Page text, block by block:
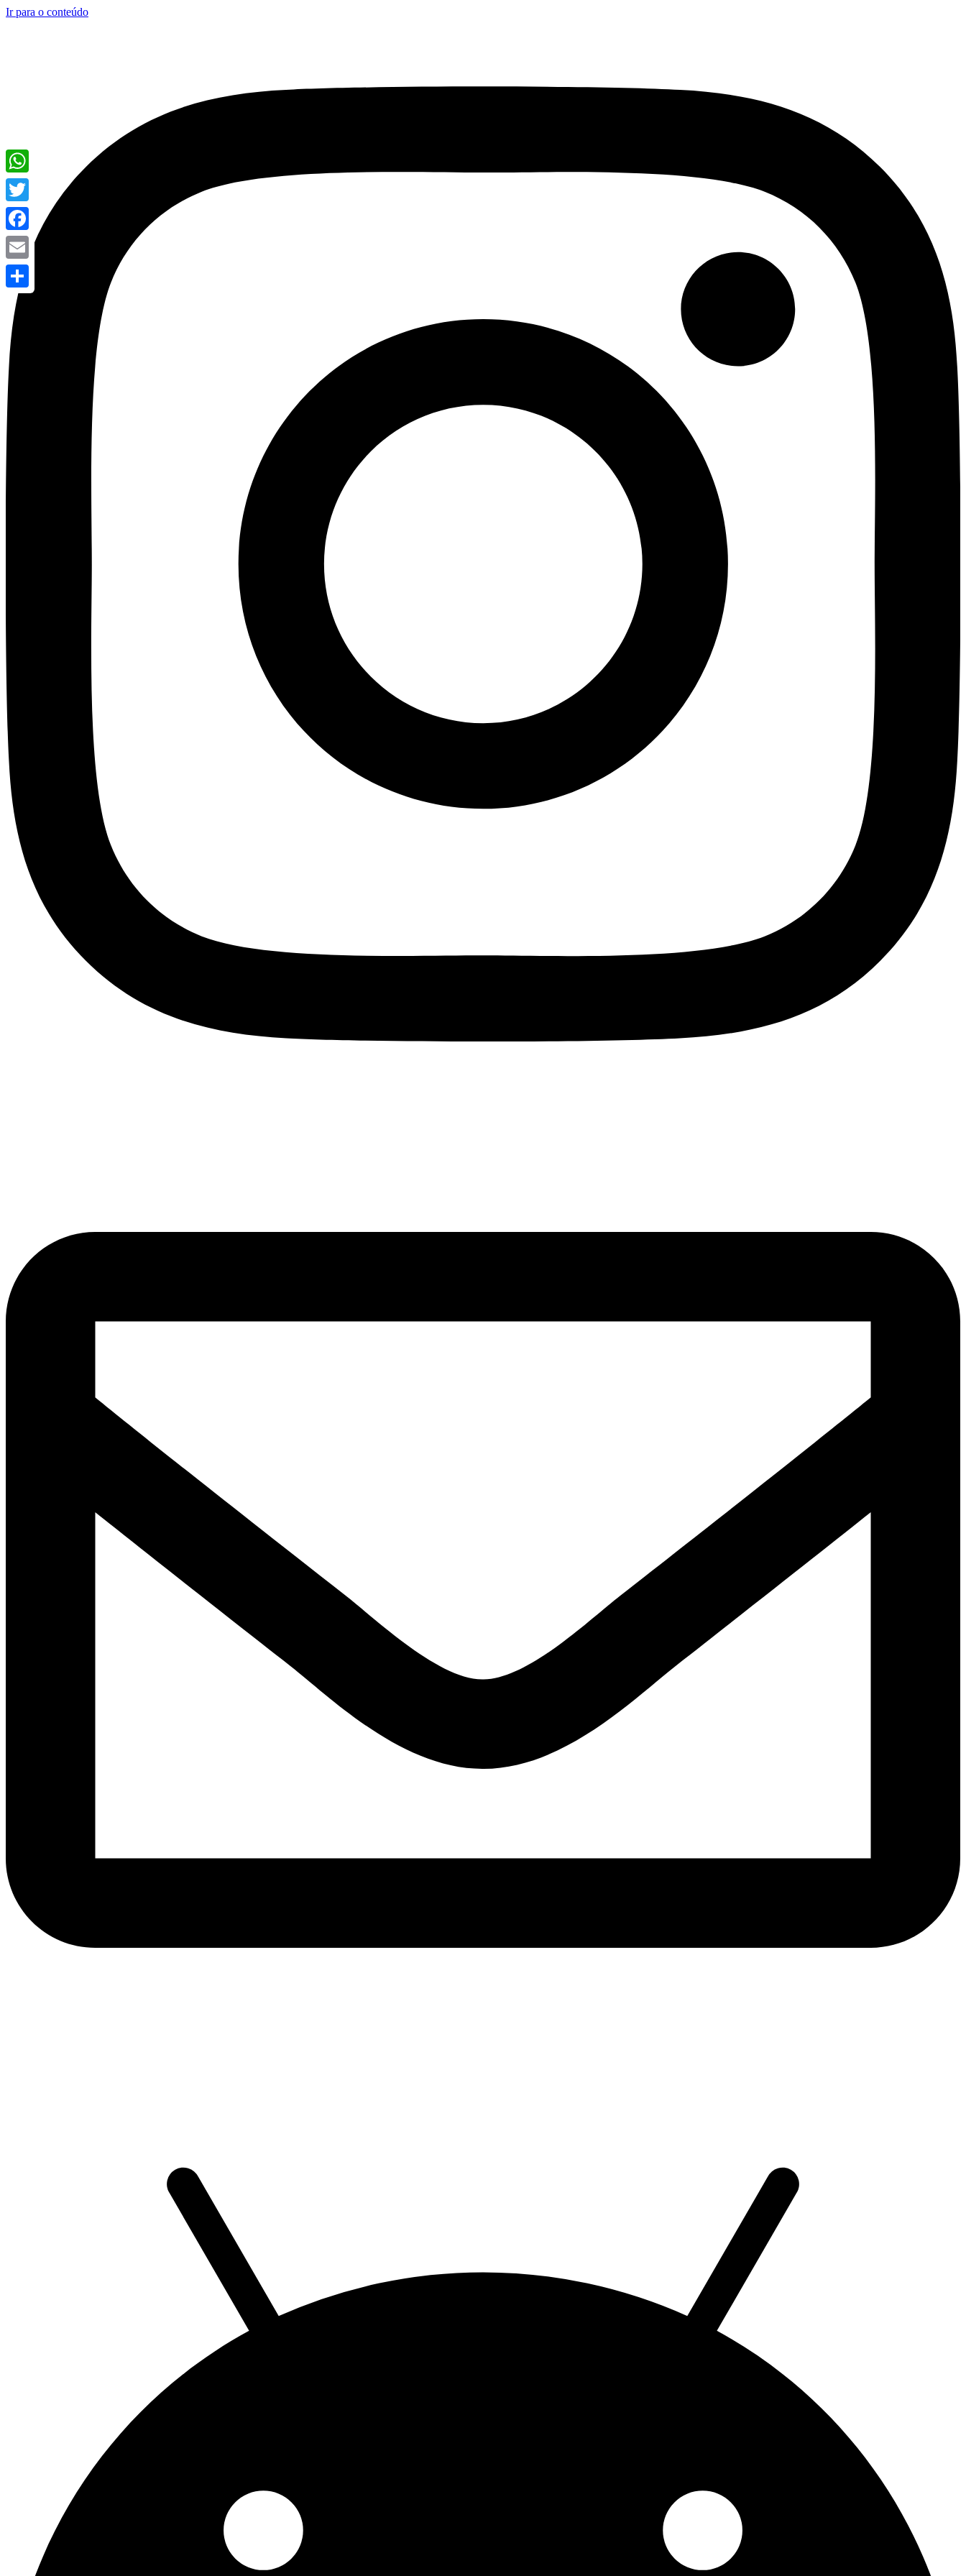
Ir para o conteúdo
WhatsApp
Twitter
Facebook
Email
Share